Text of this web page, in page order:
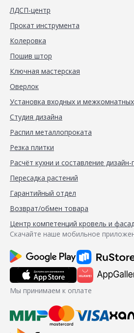
ЛДСП-центр
Прокат инструмента
Колеровка
Пошив штор
Ключная мастерская
Оверлок
Установка входных и
Студия дизайна
Распил металлопроката
Резка плитки
Расчёт кухни и составление дизайн-
Пересадка растений
Гарантийный отдел
Возврат/обмен товара
Центр компетенций кровель и
Скачайте наше мобильное
Мы принимаем к оплате